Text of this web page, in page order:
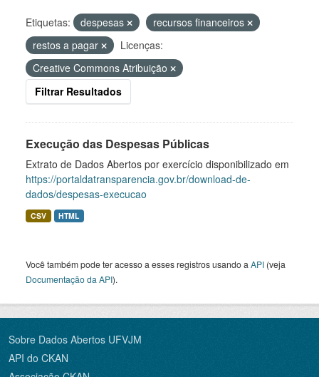
Etiquetas: despesas
recursos financeiros
restos a pagar
Licenças:
Creative Commons Atribuição
Filtrar Resultados
Execução das Despesas Públicas
Extrato de Dados Abertos por exercício disponibilizado em
https://portaldatransparencia.gov.br/download-de-
dados/despesas-execucao
CSV HTML
Você também pode ter acesso a esses registros usando a API (veja
Documentação da API).
Sobre Dados Abertos UFVJM
API do CKAN